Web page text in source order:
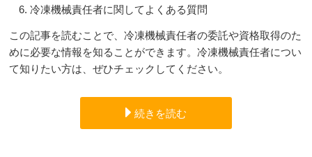
冷凍機械責任者に関してよくある質問
この記事を読むことで、冷凍機械責任者の委託や資格取得のた
めに必要な情報を知ることができます。冷凍機械責任者につい
て知りたい方は、ぜひチェックしてください。
続きを読む